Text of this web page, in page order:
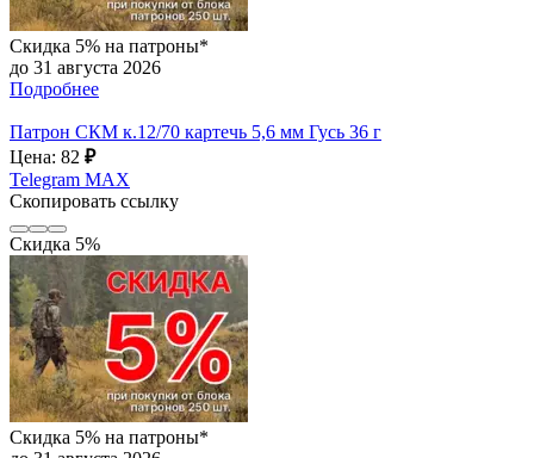
Скидка 5% на патроны*
до 31 августа 2026
Подробнее
Патрон СКМ к.12/70 картечь 5,6 мм Гусь 36 г
Цена: 82 ₽
Telegram MAX
Скопировать ссылку
Скидка 5%
Скидка 5% на патроны*